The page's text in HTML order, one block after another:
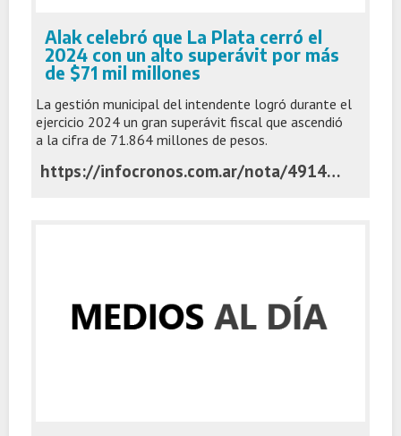
Alak celebró que La Plata cerró el
2024 con un alto superávit por más
de $71 mil millones
La gestión municipal del intendente logró durante el
ejercicio 2024 un gran superávit fiscal que ascendió
a la cifra de 71.864 millones de pesos.
https://infocronos.com.ar/nota/49145/alak-celebro-que-la-plata-cerro-el-2024-con-un-alto-superavit-por-mas-de-71-mil-millones/